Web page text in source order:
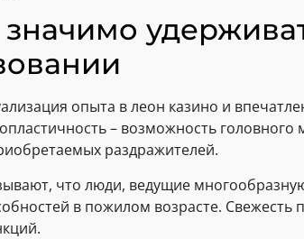
опыта в леон казино и
– возможность
раздражителей.
что люди, ведущие
в пожилом возрасте.